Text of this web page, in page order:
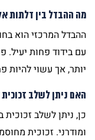
מה ההבדל בין דלתות
ההבדל המרכזי הוא
עם בידוד פחות יעיל.
יותר, אך עשוי להיות
האם ניתן לשלב
כן, ניתן לשלב זכוכית
ומודרני. זכוכית